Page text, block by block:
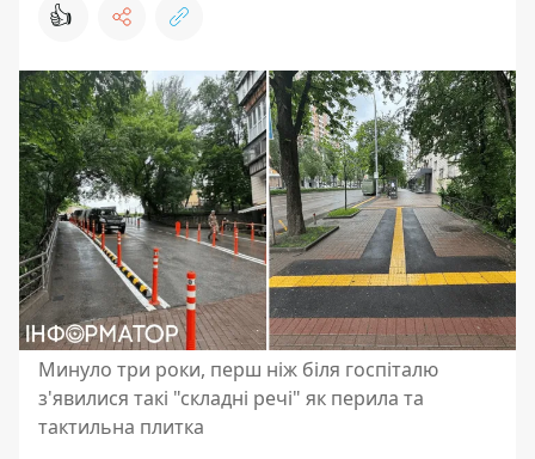
👍
Минуло три роки, перш ніж біля госпіталю
з'явилися такі "складні речі" як перила та
тактильна плитка